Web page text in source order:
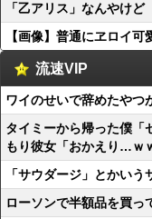
「乙アリス」なんやけど
【画像】普通にヱロイ
流速VIP
ワイのせいで辞めたやつ
タイミーから帰った僕
もり彼女「おかえり…ｗ
「サウダージ」とかい
ローソンで半額品を買っ